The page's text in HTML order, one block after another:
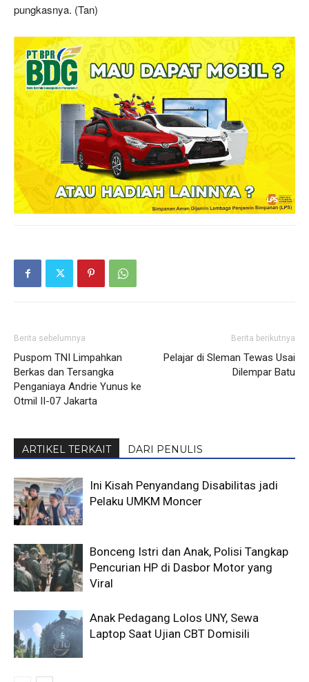
pungkasnya. (Tan)
Berita sebelumnya
Puspom TNI Limpahkan
Berkas dan Tersangka
Penganiaya Andrie Yunus ke
Otmil II-07 Jakarta
Berita berikutnya
Pelajar di Sleman Tewas Usai
Dilempar Batu
ARTIKEL TERKAIT DARI PENULIS
Ini Kisah Penyandang Disabilitas jadi
Pelaku UMKM Moncer
Bonceng Istri dan Anak, Polisi Tangkap
Pencurian HP di Dasbor Motor yang
Viral
Anak Pedagang Lolos UNY, Sewa
Laptop Saat Ujian CBT Domisili